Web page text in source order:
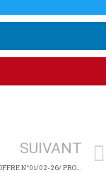
SUIVANT
AVIS D’APPEL D’OFFRE N°01/02-26/ PROC « La sélection d’une Entreprise pour la Production des Articles de promotion et de visibilité du Projet SIKAN »